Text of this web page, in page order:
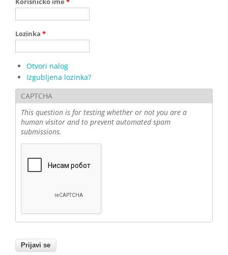
Lozinka *
Otvori nalog
Izgubljena lozinka?
CAPTCHA
This question is for testing whether or not you are a
human visitor and to prevent automated spam
submissions.